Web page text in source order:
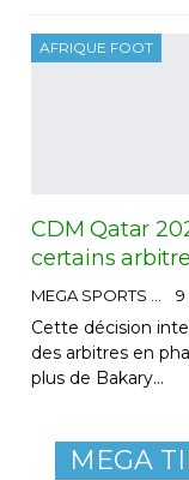
AFRIQUE FOOT
CDM Qatar
certains
9
Cette décision
des arbitres en
plus de Bakary…
MEGA